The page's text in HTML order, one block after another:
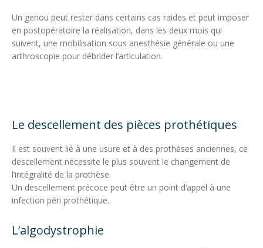
Un genou peut rester dans certains cas raides et peut imposer
en postopératoire la réalisation, dans les deux mois qui
suivent, une mobilisation sous anesthésie générale ou une
arthroscopie pour débrider l’articulation.
Le descellement des pièces prothétiques
Il est souvent lié à une usure et à des prothèses anciennes, ce
descellement nécessite le plus souvent le changement de
l’intégralité de la prothèse.
Un descellement précoce peut être un point d’appel à une
infection péri prothétique.
L’algodystrophie